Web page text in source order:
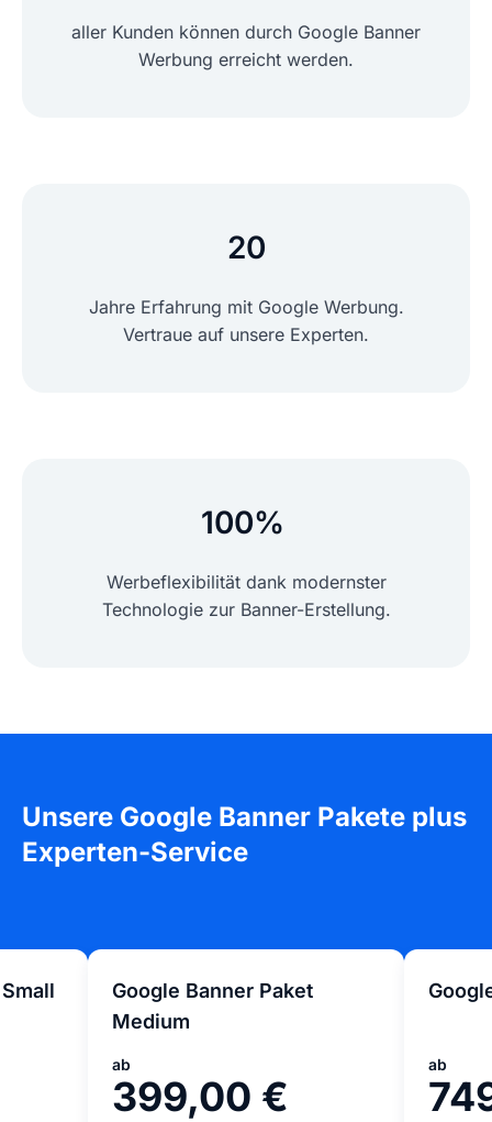
aller Kunden können durch Google Banner
Werbung erreicht werden.
20
Jahre Erfahrung mit Google Werbung.
Vertraue auf unsere Experten.
100%
Werbeflexibilität dank modernster
Technologie zur Banner-Erstellung.
Unsere Google Banner Pakete plus
Experten-Service
Google Banner Paket
Medium
ab
399,00 €
ab